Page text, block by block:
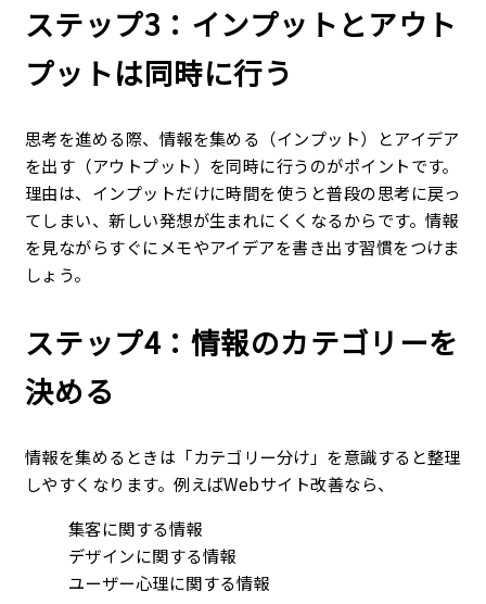
ステップ3：インプットとアウト
プットは同時に行う
思考を進める際、情報を集める（インプット）とアイデア
を出す（アウトプット）を同時に行うのがポイントです。
理由は、インプットだけに時間を使うと普段の思考に戻っ
てしまい、新しい発想が生まれにくくなるからです。情報
を見ながらすぐにメモやアイデアを書き出す習慣をつけま
しょう。
ステップ4：情報のカテゴリーを
決める
情報を集めるときは「カテゴリー分け」を意識すると整理
しやすくなります。例えばWebサイト改善なら、
集客に関する情報
デザインに関する情報
ユーザー心理に関する情報